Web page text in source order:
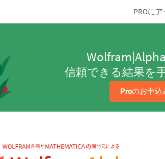
PROに
Wolfram|Alpha
信頼できる結果を
Proのお申込